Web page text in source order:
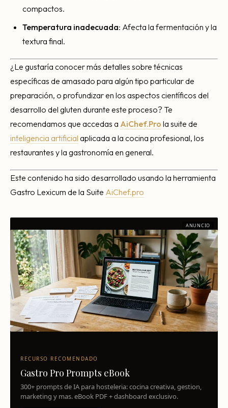
compactos.
Temperatura inadecuada: Afecta la fermentación y la
textura final.
¿Le gustaría conocer más detalles sobre técnicas
específicas de amasado para algún tipo particular de
preparación, o profundizar en los aspectos científicos del
desarrollo del gluten durante este proceso? Te
recomendamos que accedas a AiChef.Pro la suite de
inteligencia artificial aplicada a la cocina profesional, los
restaurantes y la gastronomía en general.
Este contenido ha sido desarrollado usando la herramienta
Gastro Lexicum de la Suite AiChef.pro
ANUNCIO
RECURSO RECOMENDADO
Gastro Pro Prompts eBook
300+ prompts de IA para hosteleria: cocina creativa, gestion,
marketing y mas. eBook PDF + dashboard exclusivo.